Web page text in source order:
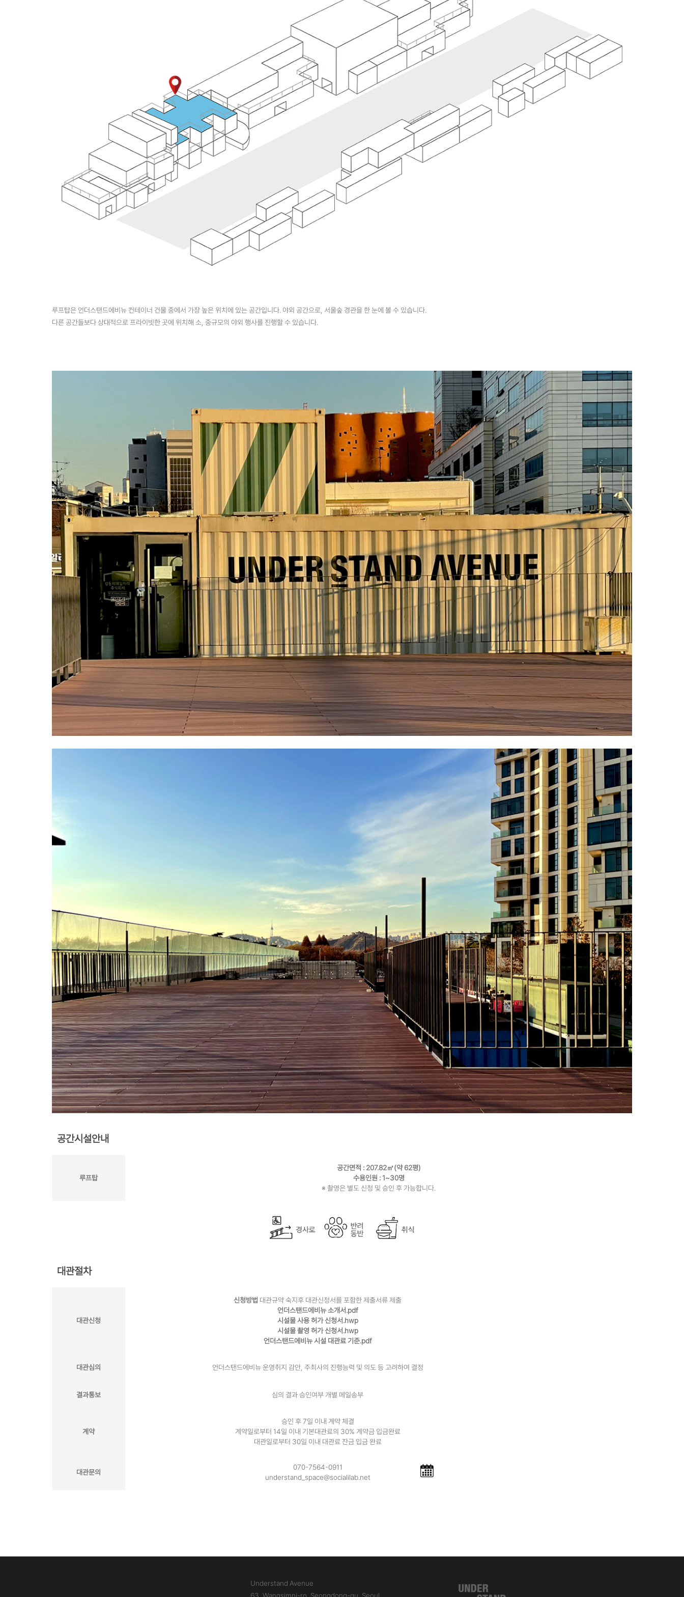
루프탑은 언더스탠드에비뉴 컨테이너 건물 중에서 가장 높은 위치에 있는 공간입니다. 야외 공간으로, 서울숲 경관을 한 눈에 볼 수 있습니다.
다른 공간들보다 상대적으로 프라이빗한 곳에 위치해 소, 중규모의 야외 행사를 진행할 수 있습니다.
공간시설안내
루프탑
공간면적 : 207.82㎡(약 62평)
수용인원 : 1~30명
※ 촬영은 별도 신청 및 승인 후 가능합니다.
대관절차
대관신청
신청방법 대관규약 숙지후 대관신청서를 포함한 제출서류 제출
언더스탠드에비뉴 소개서.pdf
시설물 사용 허가 신청서.hwp
시설물 촬영 허가 신청서.hwp
언더스탠드에비뉴 시설 대관료 기준.pdf
대관심의 언더스탠드에비뉴 운영취지 감안, 주최사의 진행능력 및 의도 등 고려하여 결정
결과통보 심의 결과 승인여부 개별 메일송부
계약
승인 후 7일 이내 계약 체결
계약일로부터 14일 이내 기본대관료의 30% 계약금 입금완료
대관일로부터 30일 이내 대관료 잔금 입금 완료
대관문의
070-7564-0911
understand_space@socialilab.net
Understand Avenue